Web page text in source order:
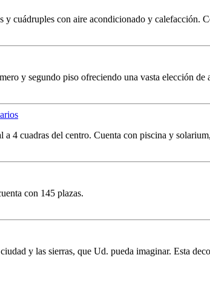
cuádruples con aire acondicionado y calefacción.
y segundo piso ofreciendo una vasta elección
4 cuadras del centro. Cuenta con piscina y
con 145 plazas.
y las sierras, que Ud. pueda imaginar. Esta